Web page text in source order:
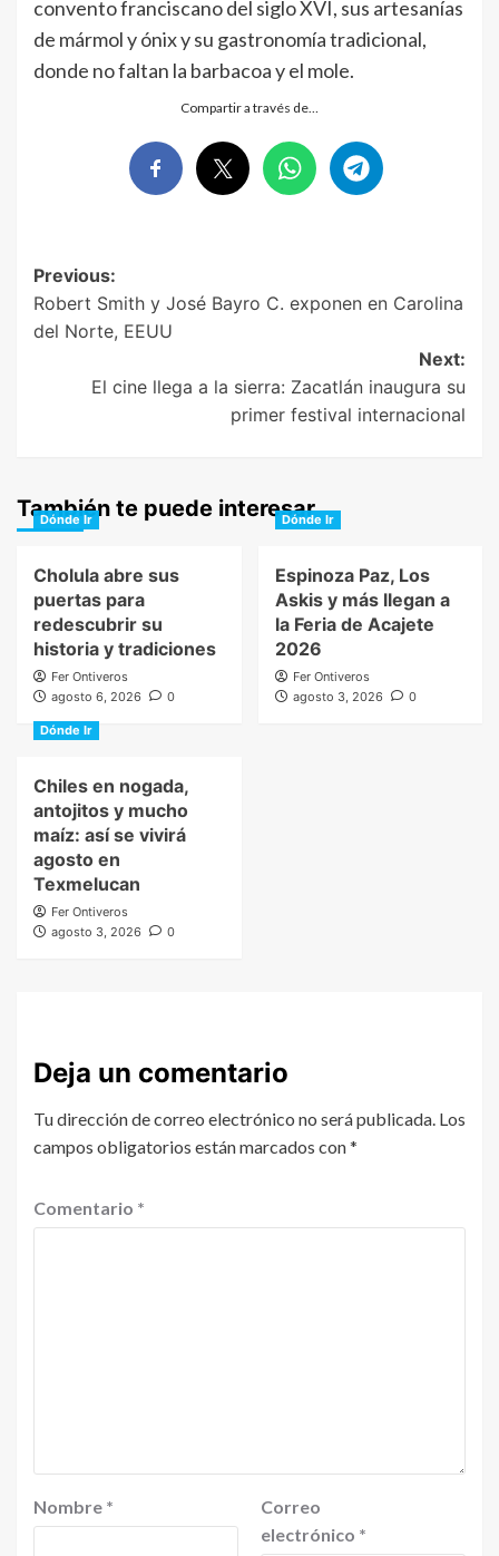
convento franciscano del siglo XVI, sus artesanías
de mármol y ónix y su gastronomía tradicional,
donde no faltan la barbacoa y el mole.
Compartir a través de…
Post
navigation
Previous:
Robert Smith y José Bayro C. exponen en Carolina
del Norte, EEUU
Next:
El cine llega a la sierra: Zacatlán inaugura su
primer festival internacional
También te puede interesar
Dónde Ir
Cholula abre sus
puertas para
redescubrir su
historia y tradiciones
Fer Ontiveros
agosto 6, 2026
0
Dónde Ir
Espinoza Paz, Los
Askis y más llegan a
la Feria de Acajete
2026
Fer Ontiveros
agosto 3, 2026
0
Dónde Ir
Chiles en nogada,
antojitos y mucho
maíz: así se vivirá
agosto en
Texmelucan
Fer Ontiveros
agosto 3, 2026
0
Deja un comentario
Tu dirección de correo electrónico no será publicada. Los
campos obligatorios están marcados con*
Comentario *
Nombre *
Correo
electrónico *